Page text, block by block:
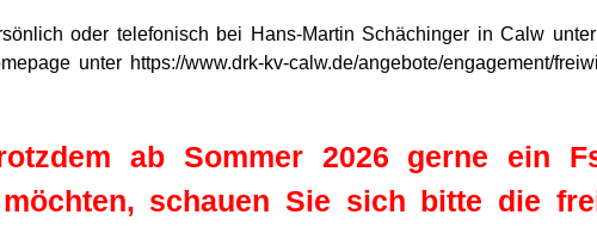
oder telefonisch bei Hans-Martin Schächinger in Calw
unter https://www.drk-kv-calw.de/angebote/engagement/
ab Sommer 2026 gerne ein
schauen Sie sich bitte die